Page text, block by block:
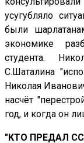
усугубляло
были
экономике
студента.
С.Шаталина
Николая
насчёт
год, и когда он
"КТО ПРЕДАЛ